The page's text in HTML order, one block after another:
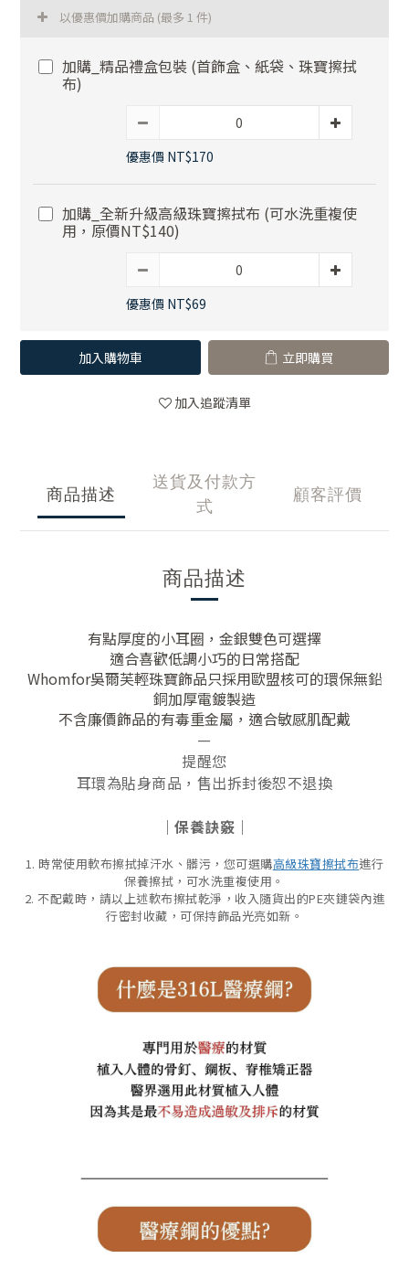
以優惠價加購商品 (最多 1 件)
加購_精品禮盒包裝 (首飾盒、紙袋、珠寶擦拭
布)
優惠價 NT$170
加購_全新升級高級珠寶擦拭布 (可水洗重複使
用，原價NT$140)
優惠價 NT$69
加入購物車 立即購買
加入追蹤清單
商品描述
送貨及付款方
式
顧客評價
商品描述
有點厚度的小耳圈，金銀雙色可選擇
適合喜歡低調小巧的日常搭配
Whomfor吳爾芙輕珠寶飾品只採用歐盟核可的環保無鉛
銅加厚電鍍製造
不含廉價飾品的有毒重金屬，適合敏感肌配戴
—
提醒您
耳環為貼身商品，售出拆封後恕不退換
｜保養訣竅｜
1. 時常使用軟布擦拭掉汗水、髒污，您可選購高級珠寶擦拭布進行
保養擦拭，可水洗重複使用。
2. 不配戴時，請以上述軟布擦拭乾淨，收入隨貨出的PE夾鏈袋內進
行密封收藏，可保持飾品光亮如新。